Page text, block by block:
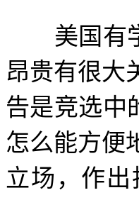
美国有学
昂贵有很大
告是竞选中
怎么能方便
立场，作